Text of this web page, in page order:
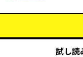
試し読